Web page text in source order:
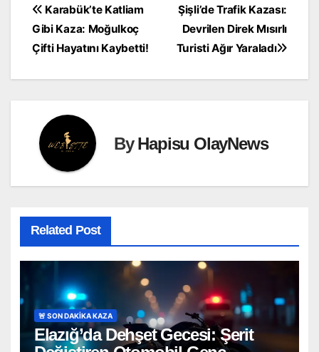
Yazı
gezinmesi
Şişli’de Trafik Kazası:
Devrilen Direk Mısırlı
Turisti Ağır Yaraladı
Karabük’te Katliam
Gibi Kaza: Moğulkoç
Çifti Hayatını Kaybetti!
ByHapisu OlayNews
Related Post
🚨 SON DAKİKA KAZA
Elazığ’da Dehşet Gecesi: Şerit